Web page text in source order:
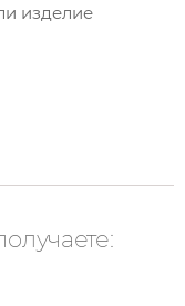
изделие